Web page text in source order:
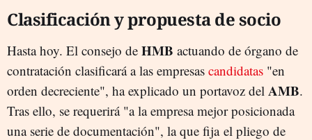
Clasificación y propuesta de socio
Hasta hoy. El consejo de HMB actuando de órgano de
contratación clasificará a las empresas candidatas "en
orden decreciente", ha explicado un portavoz del AMB.
Tras ello, se requerirá "a la empresa mejor posicionada
una serie de documentación", la que fija el pliego de